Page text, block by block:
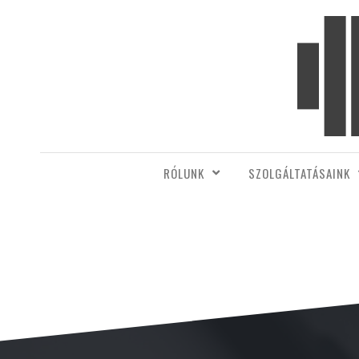
RÓLUNK SZOLGÁLTATÁSAINK